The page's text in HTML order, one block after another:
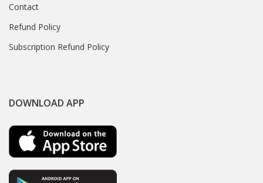
Contact
Refund Policy
Subscription Refund Policy
DOWNLOAD APP